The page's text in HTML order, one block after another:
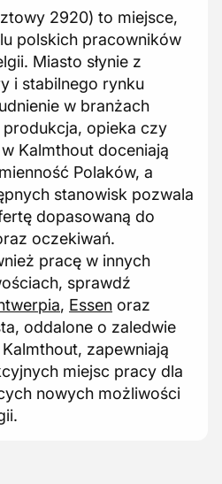
2920) to miejsce,
polskich pracowników
Miasto słynie z
i stabilnego rynku
w branżach
opieka czy
Kalmthout doceniają
Polaków, a
stanowisk pozwala
dopasowaną do
oczekiwań.
pracę w innych
sprawdź
, Essen oraz
oddalone o zaledwie
zapewniają
miejsc pracy dla
nowych możliwości